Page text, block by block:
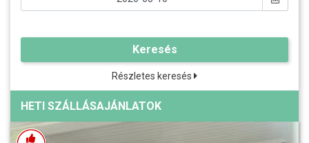
Keresés
Részletes keresés
HETI SZÁLLÁSAJÁNLATOK